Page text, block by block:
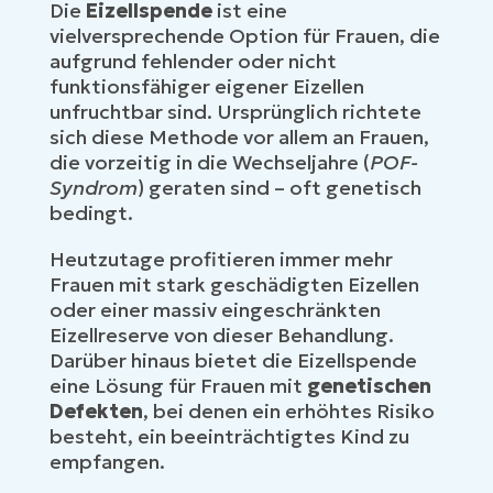
Die Eizellspende ist eine
vielversprechende Option für Frauen, die
aufgrund fehlender oder nicht
funktionsfähiger eigener Eizellen
unfruchtbar sind. Ursprünglich richtete
sich diese Methode vor allem an Frauen,
die vorzeitig in die Wechseljahre (POF-
Syndrom) geraten sind – oft genetisch
bedingt.
Heutzutage profitieren immer mehr
Frauen mit stark geschädigten Eizellen
oder einer massiv eingeschränkten
Eizellreserve von dieser Behandlung.
Darüber hinaus bietet die Eizellspende
eine Lösung für Frauen mit genetischen
Defekten, bei denen ein erhöhtes Risiko
besteht, ein beeinträchtigtes Kind zu
empfangen.